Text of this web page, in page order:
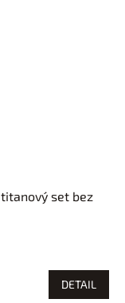
set bez
DETAIL